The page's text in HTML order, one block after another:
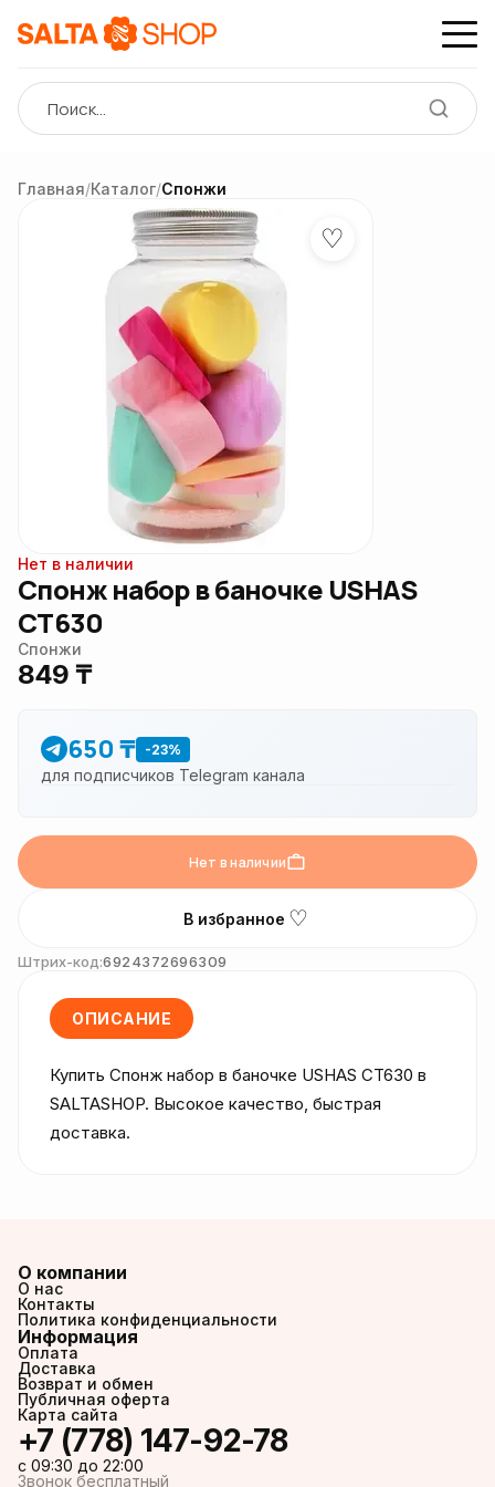
Главная/Каталог/Спонжи
♡
Нет в наличии
Спонж набор в баночке USHAS
CT630
Спонжи
849 ₸
650 ₸ -23%
для подписчиков Telegram канала
Нет в наличии
В избранное ♡
Штрих-код:6924372696309
ОПИСАНИЕ
Купить Спонж набор в баночке USHAS CT630 в
SALTASHOP. Высокое качество, быстрая
доставка.
О компании
О нас
Контакты
Политика конфиденциальности
Информация
Оплата
Доставка
Возврат и обмен
Публичная оферта
Карта сайта
+7 (778) 147-92-78
c 09:30 до 22:00
Звонок бесплатный